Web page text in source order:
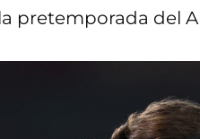
pretemporada del